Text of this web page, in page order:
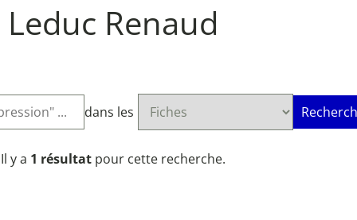
Leduc Renaud
dans les
Il y a 1 résultat pour cette recherche.